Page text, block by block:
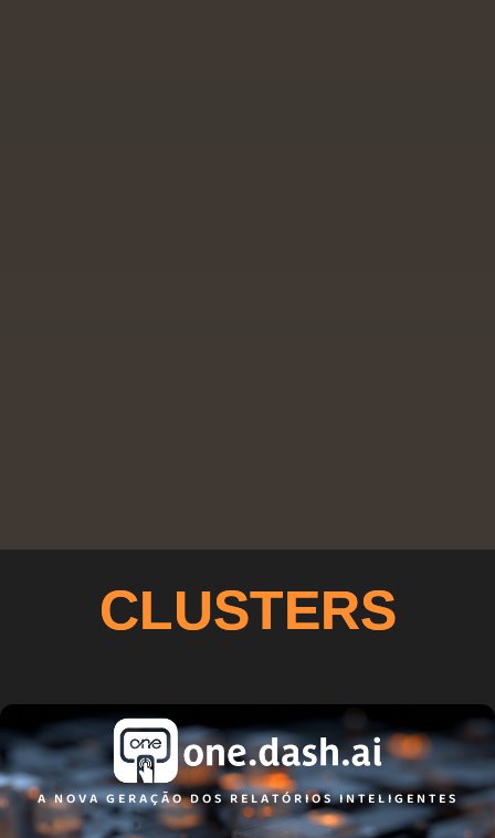
CLUSTERS
A NOVA GERAÇÃO DOS RELATÓRIOS INTELIGENTES